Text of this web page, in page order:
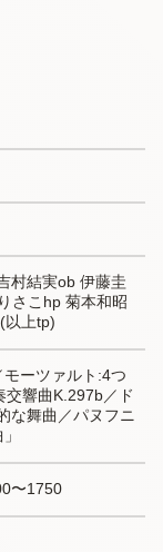
村結実ob 伊藤圭
さこhp 菊本和昭
以上tp)
ーツァルト:4つ
交響曲K.297b／ド
な舞曲／パヌフニ
〜1750